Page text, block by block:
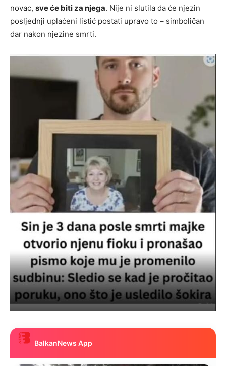
novac, sve će biti za njega. Nije ni slutila da će njezin
posljednji uplaćeni listić postati upravo to – simboličan
dar nakon njezine smrti.
BalkanNews App